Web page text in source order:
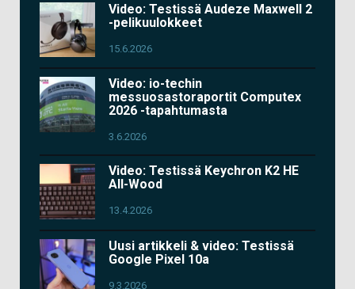
Video: Testissä Audeze Maxwell 2
-pelikuulokkeet
15.6.2026
Video: io-techin
messuosastoraportit Computex
2026 -tapahtumasta
3.6.2026
Video: Testissä Keychron K2 HE
All-Wood
13.4.2026
Uusi artikkeli & video: Testissä
Google Pixel 10a
9.3.2026